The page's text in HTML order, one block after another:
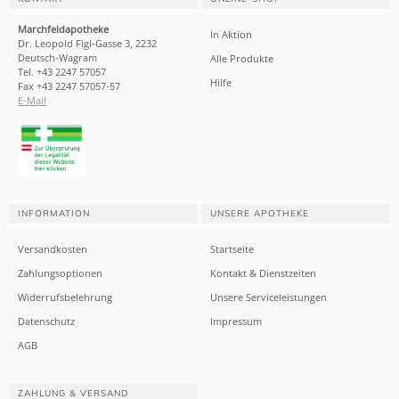
Marchfeldapotheke
Dr. Leopold Figl-Gasse 3, 2232
Deutsch-Wagram
Tel. +43 2247 57057
Fax +43 2247 57057-57
E-Mail
In Aktion
Alle Produkte
Hilfe
INFORMATION
Versandkosten
Zahlungsoptionen
Widerrufsbelehrung
Datenschutz
AGB
UNSERE APOTHEKE
Startseite
Kontakt & Dienstzeiten
Unsere Serviceleistungen
Impressum
ZAHLUNG & VERSAND